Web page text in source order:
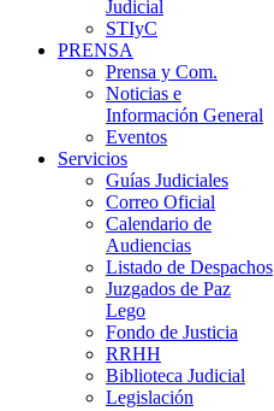
Judicial
STIyC
PRENSA
Prensa y Com.
Noticias e
Información General
Eventos
Servicios
Guías Judiciales
Correo Oficial
Calendario de
Audiencias
Listado de Despachos
Juzgados de Paz
Lego
Fondo de Justicia
RRHH
Biblioteca Judicial
Legislación